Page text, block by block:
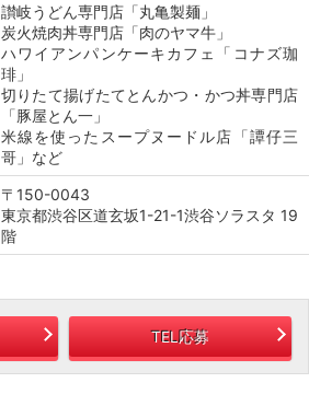
讃岐うどん専門店「丸亀製麺」
炭火焼肉丼専門店「肉のヤマ牛」
ハワイアンパンケーキカフェ「コナズ珈
琲」
切りたて揚げたてとんかつ・かつ丼専門店
「豚屋とん一」
米線を使ったスープヌードル店「譚仔三
哥」など
〒150-0043
東京都渋谷区道玄坂1-21-1渋谷ソラスタ 19
階
TEL応募